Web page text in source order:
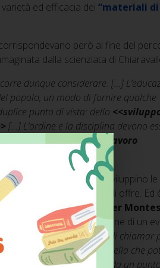
ed efficacia dei “materiali di
però al fine del
dalla scienziata di
dunque considerare. […]
popolo, un modo di fornire qualche
punto di vista: dello
[…] L’ordine e la disciplina devono
una pace duratura è il lavoro
autonomia, sviluppino
l’ambiente preparato gli offre. Ed
dell’educazione per
Spesso è intesa come la fine di un
una sconfitta.“L’errore di chiamar
la via della salvezza, quella che
può essere considerata da un